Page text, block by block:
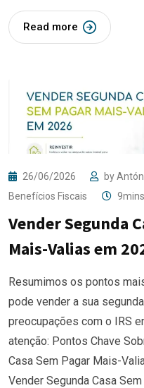
Read more
26/06/2026 by
Benefícios Fiscais
Vender Segunda
Mais-Valias em
Resumimos os pontos
pode vender a sua
preocupações com o IRS
atenção: Pontos Chave
Casa Sem Pagar Mais-
Vender Segunda Casa